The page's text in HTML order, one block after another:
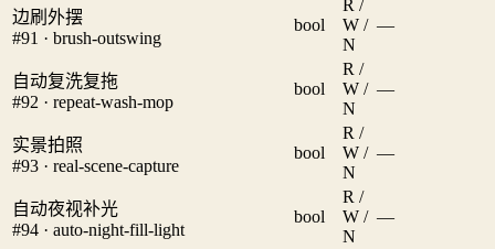
边刷外摆
#91 · brush-outswing
bool
R /
W /
N
—
自动复洗复拖
#92 · repeat-wash-mop
bool
R /
W /
N
—
实景拍照
#93 · real-scene-capture
bool
R /
W /
N
—
自动夜视补光
#94 · auto-night-fill-light
bool
R /
W /
N
—